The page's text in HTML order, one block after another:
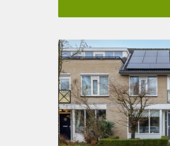
Deze woning is ideaal gelegen in
diverse voorzieningen in de directe
reizen voor jouw dagelijkse
ook binnen enkele minuten te
winkels en uitgaansgelegenheden
Kortom, deze moderne
naar een woning die helemaal
je verrassen door alles wat deze